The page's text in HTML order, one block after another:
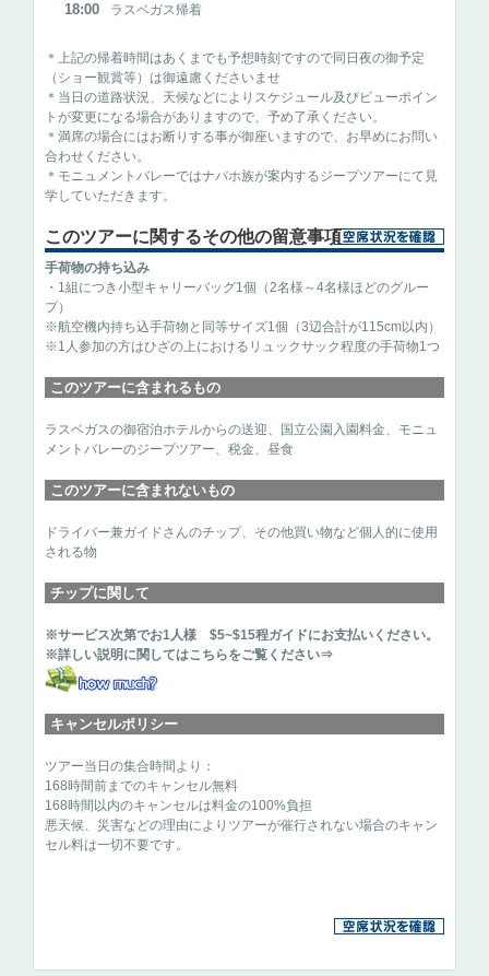
18:00 ラスベガス帰着
＊上記の帰着時間はあくまでも予想時刻ですので同日夜の御予定
（ショー観賞等）は御遠慮くださいませ
＊当日の道路状況、天候などによりスケジュール及びビューポイン
トが変更になる場合がありますので、予め了承ください。
＊満席の場合にはお断りする事が御座いますので、お早めにお問い
合わせください。
＊モニュメントバレーではナバホ族が案内するジープツアーにて見
学していただきます。
このツアーに関するその他の留意事項
手荷物の持ち込み
・1組につき小型キャリーバッグ1個（2名様～4名様ほどのグルー
プ）
※航空機内持ち込手荷物と同等サイズ1個（3辺合計が115cm以内）
※1人参加の方はひざの上におけるリュックサック程度の手荷物1つ
このツアーに含まれるもの
ラスベガスの御宿泊ホテルからの送迎、国立公園入園料金、モニュ
メントバレーのジープツアー、税金、昼食
このツアーに含まれないもの
ドライバー兼ガイドさんのチップ、その他買い物など個人的に使用
される物
チップに関して
※サービス次第でお1人様 $5~$15程ガイドにお支払いください。
※詳しい説明に関してはこちらをご覧ください⇒
キャンセルポリシー
ツアー当日の集合時間より：
168時間前までのキャンセル無料
168時間以内のキャンセルは料金の100%負担
悪天候、災害などの理由によりツアーが催行されない場合のキャン
セル料は一切不要です。